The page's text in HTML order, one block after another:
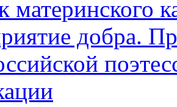
материнского
добра.